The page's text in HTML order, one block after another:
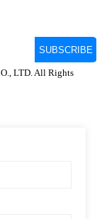
LTD. All Rights